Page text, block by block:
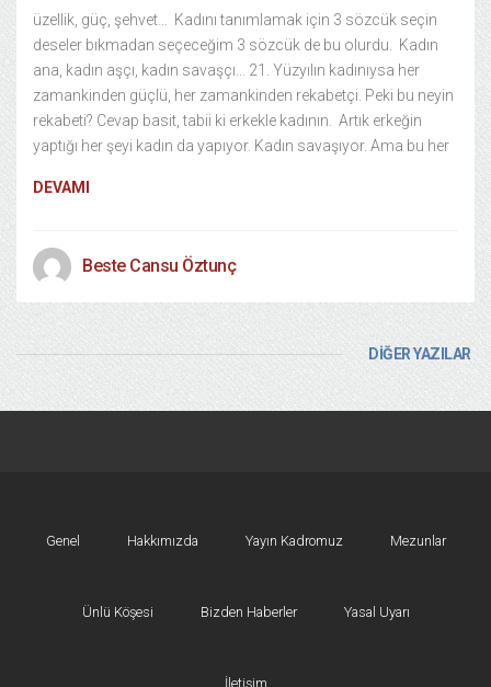
üzellik, güç, şehvet… Kadını tanımlamak için 3 sözcük seçin
deseler bıkmadan seçeceğim 3 sözcük de bu olurdu. Kadın
ana, kadın aşçı, kadın savaşçı… 21. Yüzyılın kadınıysa her
zamankinden güçlü, her zamankinden rekabetçi. Peki bu neyin
rekabeti? Cevap basit, tabii ki erkekle kadının. Artık erkeğin
yaptığı her şeyi kadın da yapıyor. Kadın savaşıyor. Ama bu her
DEVAMI
Beste Cansu Öztunç
DİĞER YAZILAR
Genel Hakkımızda Yayın Kadromuz Mezunlar
Ünlü Köşesi Bizden Haberler Yasal Uyarı
İletişim